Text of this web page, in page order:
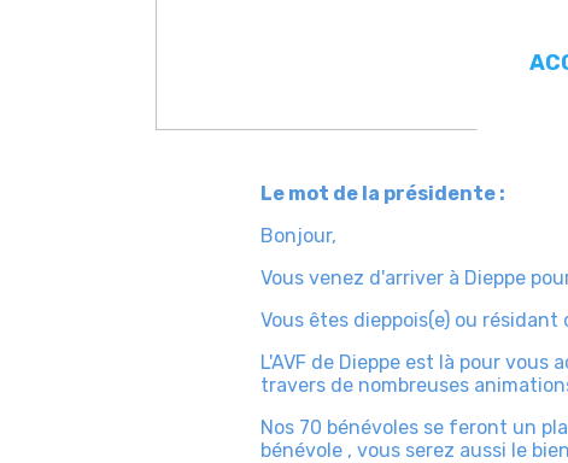
Le mot de la présidente :
Bonjour,
Vous venez d'arriver à Dieppe
Vous êtes dieppois(e) ou
L'AVF de Dieppe est là pour
travers de nombreuses
Nos 70 bénévoles se feront un
bénévole , vous serez aussi le